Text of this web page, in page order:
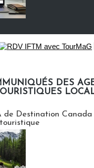
DES
de Destination